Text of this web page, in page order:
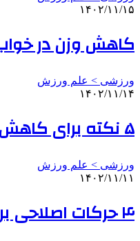
۱۴۰۲/۱۱/۱۵
کاهش وزن در
ورزشی > علم ورزش
۱۴۰۲/۱۱/۱۴
۵ نکته برای کاهش وزن بدون ورزش
ورزشی > علم ورزش
۱۴۰۲/۱۱/۱۱
۴ حرکات اصلاحی برای تقویت زانو